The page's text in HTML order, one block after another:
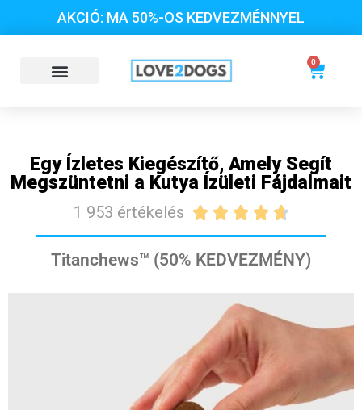
AKCIÓ: MA 50%-OS KEDVEZMÉNNYEL
0
Egy Ízletes Kiegészítő, Amely Segít
Megszüntetni a Kutya Ízületi Fájdalmait
1 953 értékelés     
Titanchews™ (50% KEDVEZMÉNY)